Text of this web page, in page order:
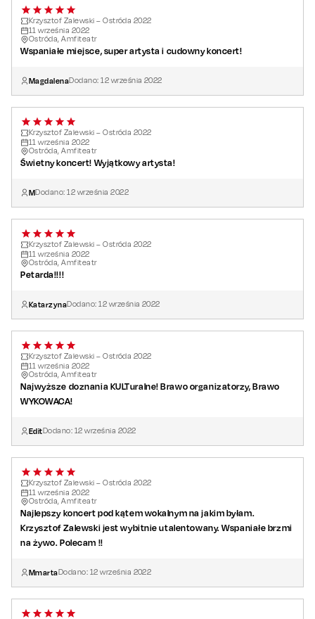
Krzysztof Zalewski – Ostróda 2022
11 września 2022
Ostróda, Amfiteatr
Wspaniałe miejsce, super artysta i cudowny koncert!
MagdalenaDodano:12 września 2022
Krzysztof Zalewski – Ostróda 2022
11 września 2022
Ostróda, Amfiteatr
Świetny koncert! Wyjątkowy artysta!
MDodano:12 września 2022
Krzysztof Zalewski – Ostróda 2022
11 września 2022
Ostróda, Amfiteatr
Petarda!!!!
KatarzynaDodano:12 września 2022
Krzysztof Zalewski – Ostróda 2022
11 września 2022
Ostróda, Amfiteatr
Najwyższe doznania KULTuralne! Brawo organizatorzy, Brawo
WYKOWACA!
EditDodano: 12 września 2022
Krzysztof Zalewski – Ostróda 2022
11 września 2022
Ostróda, Amfiteatr
Najlepszy koncert pod kątem wokalnym na jakim byłam.
Krzysztof Zalewski jest wybitnie utalentowany. Wspaniałe brzmi
na żywo. Polecam !!
MmartaDodano: 12 września 2022